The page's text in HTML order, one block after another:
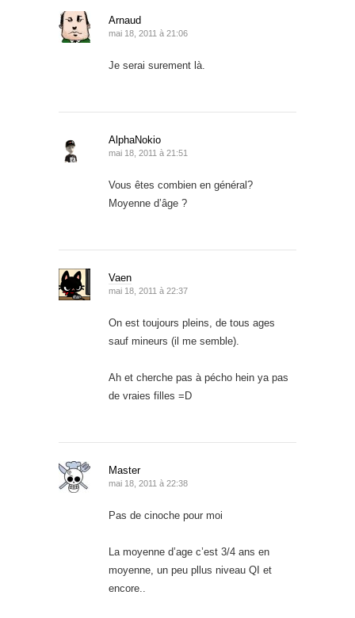
Arnaud
mai 18, 2011 à 21:06
Je serai surement là.
AlphaNokio
mai 18, 2011 à 21:51
Vous êtes combien en général?
Moyenne d’âge ?
Vaen
mai 18, 2011 à 22:37
On est toujours pleins, de tous ages
sauf mineurs (il me semble).
Ah et cherche pas à pécho hein ya pas
de vraies filles =D
Master
mai 18, 2011 à 22:38
Pas de cinoche pour moi
La moyenne d’age c’est 3/4 ans en
moyenne, un peu pllus niveau QI et
encore..